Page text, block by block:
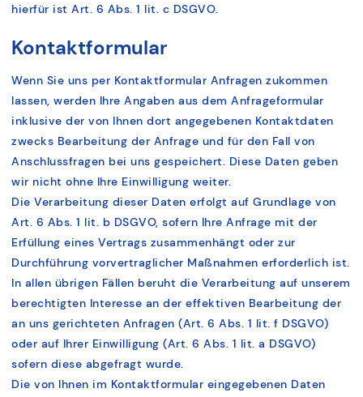
hierfür ist Art. 6 Abs. 1 lit. c DSGVO.
Kontaktformular
Wenn Sie uns per Kontaktformular Anfragen zukommen
lassen, werden Ihre Angaben aus dem Anfrageformular
inklusive der von Ihnen dort angegebenen Kontaktdaten
zwecks Bearbeitung der Anfrage und für den Fall von
Anschlussfragen bei uns gespeichert. Diese Daten geben
wir nicht ohne Ihre Einwilligung weiter.
Die Verarbeitung dieser Daten erfolgt auf Grundlage von
Art. 6 Abs. 1 lit. b DSGVO, sofern Ihre Anfrage mit der
Erfüllung eines Vertrags zusammenhängt oder zur
Durchführung vorvertraglicher Maßnahmen erforderlich ist.
In allen übrigen Fällen beruht die Verarbeitung auf unserem
berechtigten Interesse an der effektiven Bearbeitung der
an uns gerichteten Anfragen (Art. 6 Abs. 1 lit. f DSGVO)
oder auf Ihrer Einwilligung (Art. 6 Abs. 1 lit. a DSGVO)
sofern diese abgefragt wurde.
Die von Ihnen im Kontaktformular eingegebenen Daten